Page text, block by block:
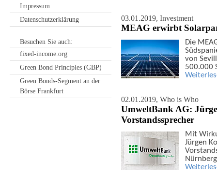
03.01.2019, Investment
MEAG erwirbt
Die
von
500.000
02.01.2019, Who is Who
UmweltBank AG:
Vorstandssprecher
Mit
Jürgen
Impressum
Datenschutzerklärung
Besuchen Sie auch:
fixed-income.org
Green Bond Principles (GBP)
Green Bonds-Segment an der
Börse Frankfurt